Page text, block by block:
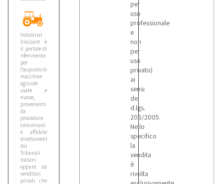
Industrial
Discount è
il portale di
riferimento
per
l’acquisto di
macchine
agricole
usate e
nuove,
provenienti
da
procedure
concorsuali
e affidate
direttamente
dai
Tribunali
italiani
oppure da
venditori
privati che
per
uso
professionale
e
non
per
uso
privato)
ai
sensi
del
d.lgs.
206/2005.
Nello
specifico
la
vendita
è
rivolta